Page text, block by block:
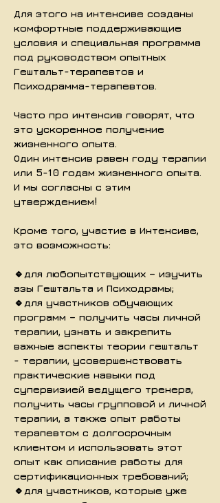
Для этого на интенсиве созданы
комфортные поддерживающие
условия и специальная программа
под руководством опытных
Гештальт-терапевтов и
Психодрамма-терапевтов.
Часто про интенсив говорят, что
это ускоренное получение
жизненного опыта.
Один интенсив равен году терапии
или 5-10 годам жизненного опыта.
И мы согласны с этим
утверждением!
Кроме того, участие в Интенсиве,
это возможность:
🔹для любопытствующих – изучить
азы Гештальта и Психодрамы;
🔹для участников обучающих
программ – получить часы личной
терапии, узнать и закрепить
важные аспекты теории гештальт
- терапии, усовершенствовать
практические навыки под
супервизией ведущего тренера,
получить часы групповой и личной
терапии, а также опыт работы
терапевтом с долгосрочным
клиентом и использовать этот
опыт как описание работы для
сертификационных требований;
🔹для участников, которые уже